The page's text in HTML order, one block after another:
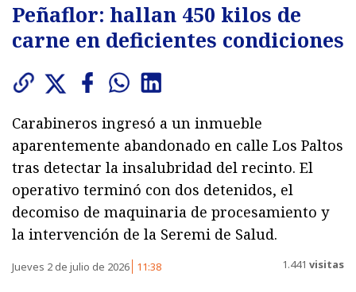
Peñaflor: hallan 450 kilos de
carne en deficientes condiciones
Carabineros ingresó a un inmueble
aparentemente abandonado en calle Los Paltos
tras detectar la insalubridad del recinto. El
operativo terminó con dos detenidos, el
decomiso de maquinaria de procesamiento y
la intervención de la Seremi de Salud.
Jueves 2 de julio de 2026 11:38 1.441 visitas